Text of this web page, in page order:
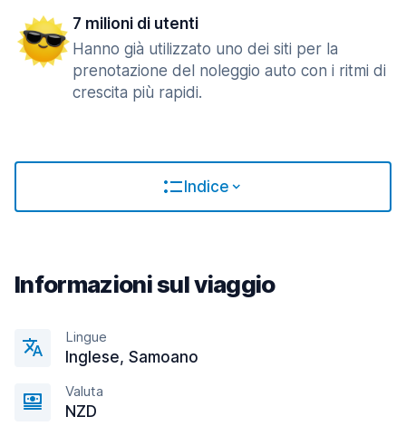
7 milioni di utenti
Hanno già utilizzato uno dei siti per la
prenotazione del noleggio auto con i ritmi di
crescita più rapidi.
Indice
Informazioni sul viaggio
Lingue
Inglese, Samoano
Valuta
NZD